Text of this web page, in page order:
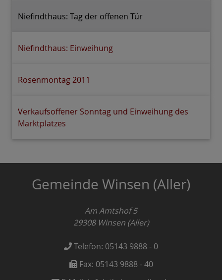
Niefindthaus: Tag der offenen Tür
Niefindthaus: Einweihung
Rosenmontag 2011
Verkaufsoffener Sonntag und Einweihung des
Marktplatzes
Gemeinde Winsen (Aller)
Am Amtshof 5
29308 Winsen (Aller)
Telefon: 05143 9888 - 0
Fax: 05143 9888 - 40